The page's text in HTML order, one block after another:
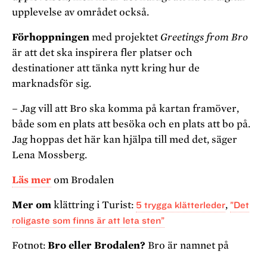
upplevelse av området också.
Förhoppningen med projektet Greetings from Bro
är att det ska inspirera fler platser och
destinationer att tänka nytt kring hur de
marknadsför sig.
– Jag vill att Bro ska komma på kartan framöver,
både som en plats att besöka och en plats att bo på.
Jag hoppas det här kan hjälpa till med det, säger
Lena Mossberg.
Läs mer om Brodalen
Mer om klättring i Turist: 5 trygga klätterleder, ”Det
roligaste som finns är att leta sten”
Fotnot: Bro eller Brodalen? Bro är namnet på